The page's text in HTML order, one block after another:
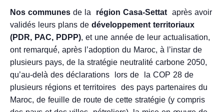
Nos communesde la région Casa-Settat après avoir
validés leurs plans dedéveloppement territoriaux
(PDR, PAC, PDPP), et une année de leur actualisation,
ont remarqué́, après l’adoption du Maroc, à l’instar de
plusieurs pays, de la stratégie neutralité carbone 2050,
qu’au-delà des déclarations lors de la COP 28 de
plusieurs régions et territoires des pays partenaires du
Maroc, de feuille de route de cette stratégie (y compris